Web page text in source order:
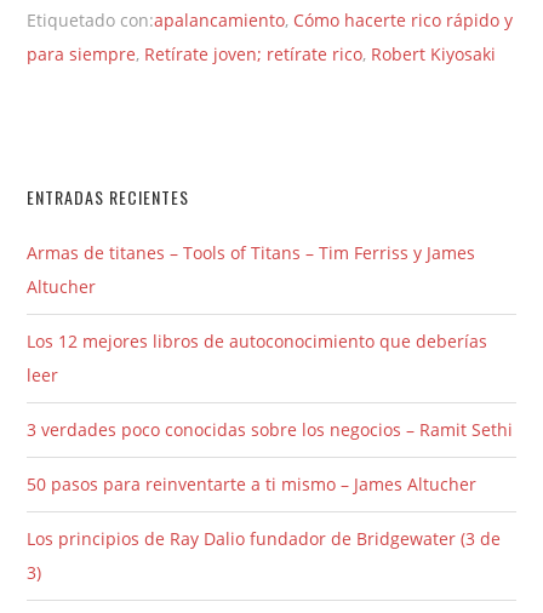
Etiquetado con:apalancamiento, Cómo hacerte rico rápido y
para siempre, Retírate joven; retírate rico, Robert Kiyosaki
ENTRADAS RECIENTES
Armas de titanes – Tools of Titans – Tim Ferriss y James
Altucher
Los 12 mejores libros de autoconocimiento que deberías
leer
3 verdades poco conocidas sobre los negocios – Ramit Sethi
50 pasos para reinventarte a ti mismo – James Altucher
Los principios de Ray Dalio fundador de Bridgewater (3 de
3)